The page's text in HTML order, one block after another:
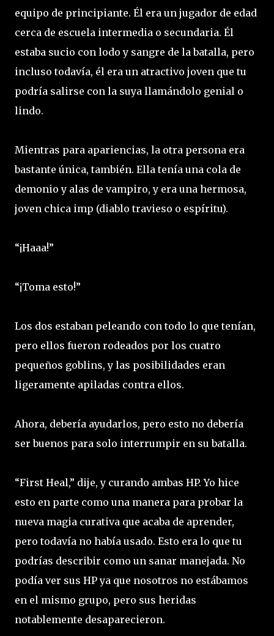
equipo de principiante. Él era un jugador de edad
cerca de escuela intermedia o secundaria. Él
estaba sucio con lodo y sangre de la batalla, pero
incluso todavía, él era un atractivo joven que tu
podría salirse con la suya llamándolo genial o
lindo.
Mientras para apariencias, la otra persona era
bastante única, también. Ella tenía una cola de
demonio y alas de vampiro, y era una hermosa,
joven chica imp (diablo travieso o espíritu).
“¡Haaa!”
“¡Toma esto!”
Los dos estaban peleando con todo lo que tenían,
pero ellos fueron rodeados por los cuatro
pequeños goblins, y las posibilidades eran
ligeramente apiladas contra ellos.
Ahora, debería ayudarlos, pero esto no debería
ser buenos para solo interrumpir en su batalla.
“First Heal,” dije, y curando ambas HP. Yo hice
esto en parte como una manera para probar la
nueva magia curativa que acaba de aprender,
pero todavía no había usado. Esto era lo que tu
podrías describir como un sanar manejada. No
podía ver sus HP ya que nosotros no estábamos
en el mismo grupo, pero sus heridas
notablemente desaparecieron.